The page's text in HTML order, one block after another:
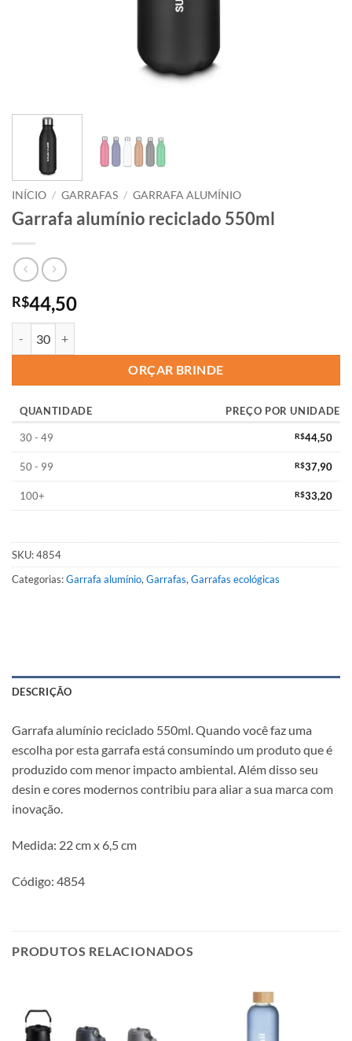
INÍCIO / GARRAFAS / GARRAFA ALUMÍNIO
Garrafa alumínio reciclado 550ml
R$44,50
ORÇAR BRINDE
QUANTIDADE PREÇO POR UNIDADE
30 - 49 R$44,50
50 - 99 R$37,90
100+ R$33,20
SKU:4854
Categorias:Garrafa alumínio,Garrafas,Garrafas ecológicas
DESCRIÇÃO
Garrafa alumínio reciclado 550ml. Quando você faz uma
escolha por esta garrafa está consumindo um produto que é
produzido com menor impacto ambiental. Além disso seu
desin e cores modernos contribiu para aliar a sua marca com
inovação.
Medida: 22 cm x 6,5 cm
Código: 4854
PRODUTOS RELACIONADOS